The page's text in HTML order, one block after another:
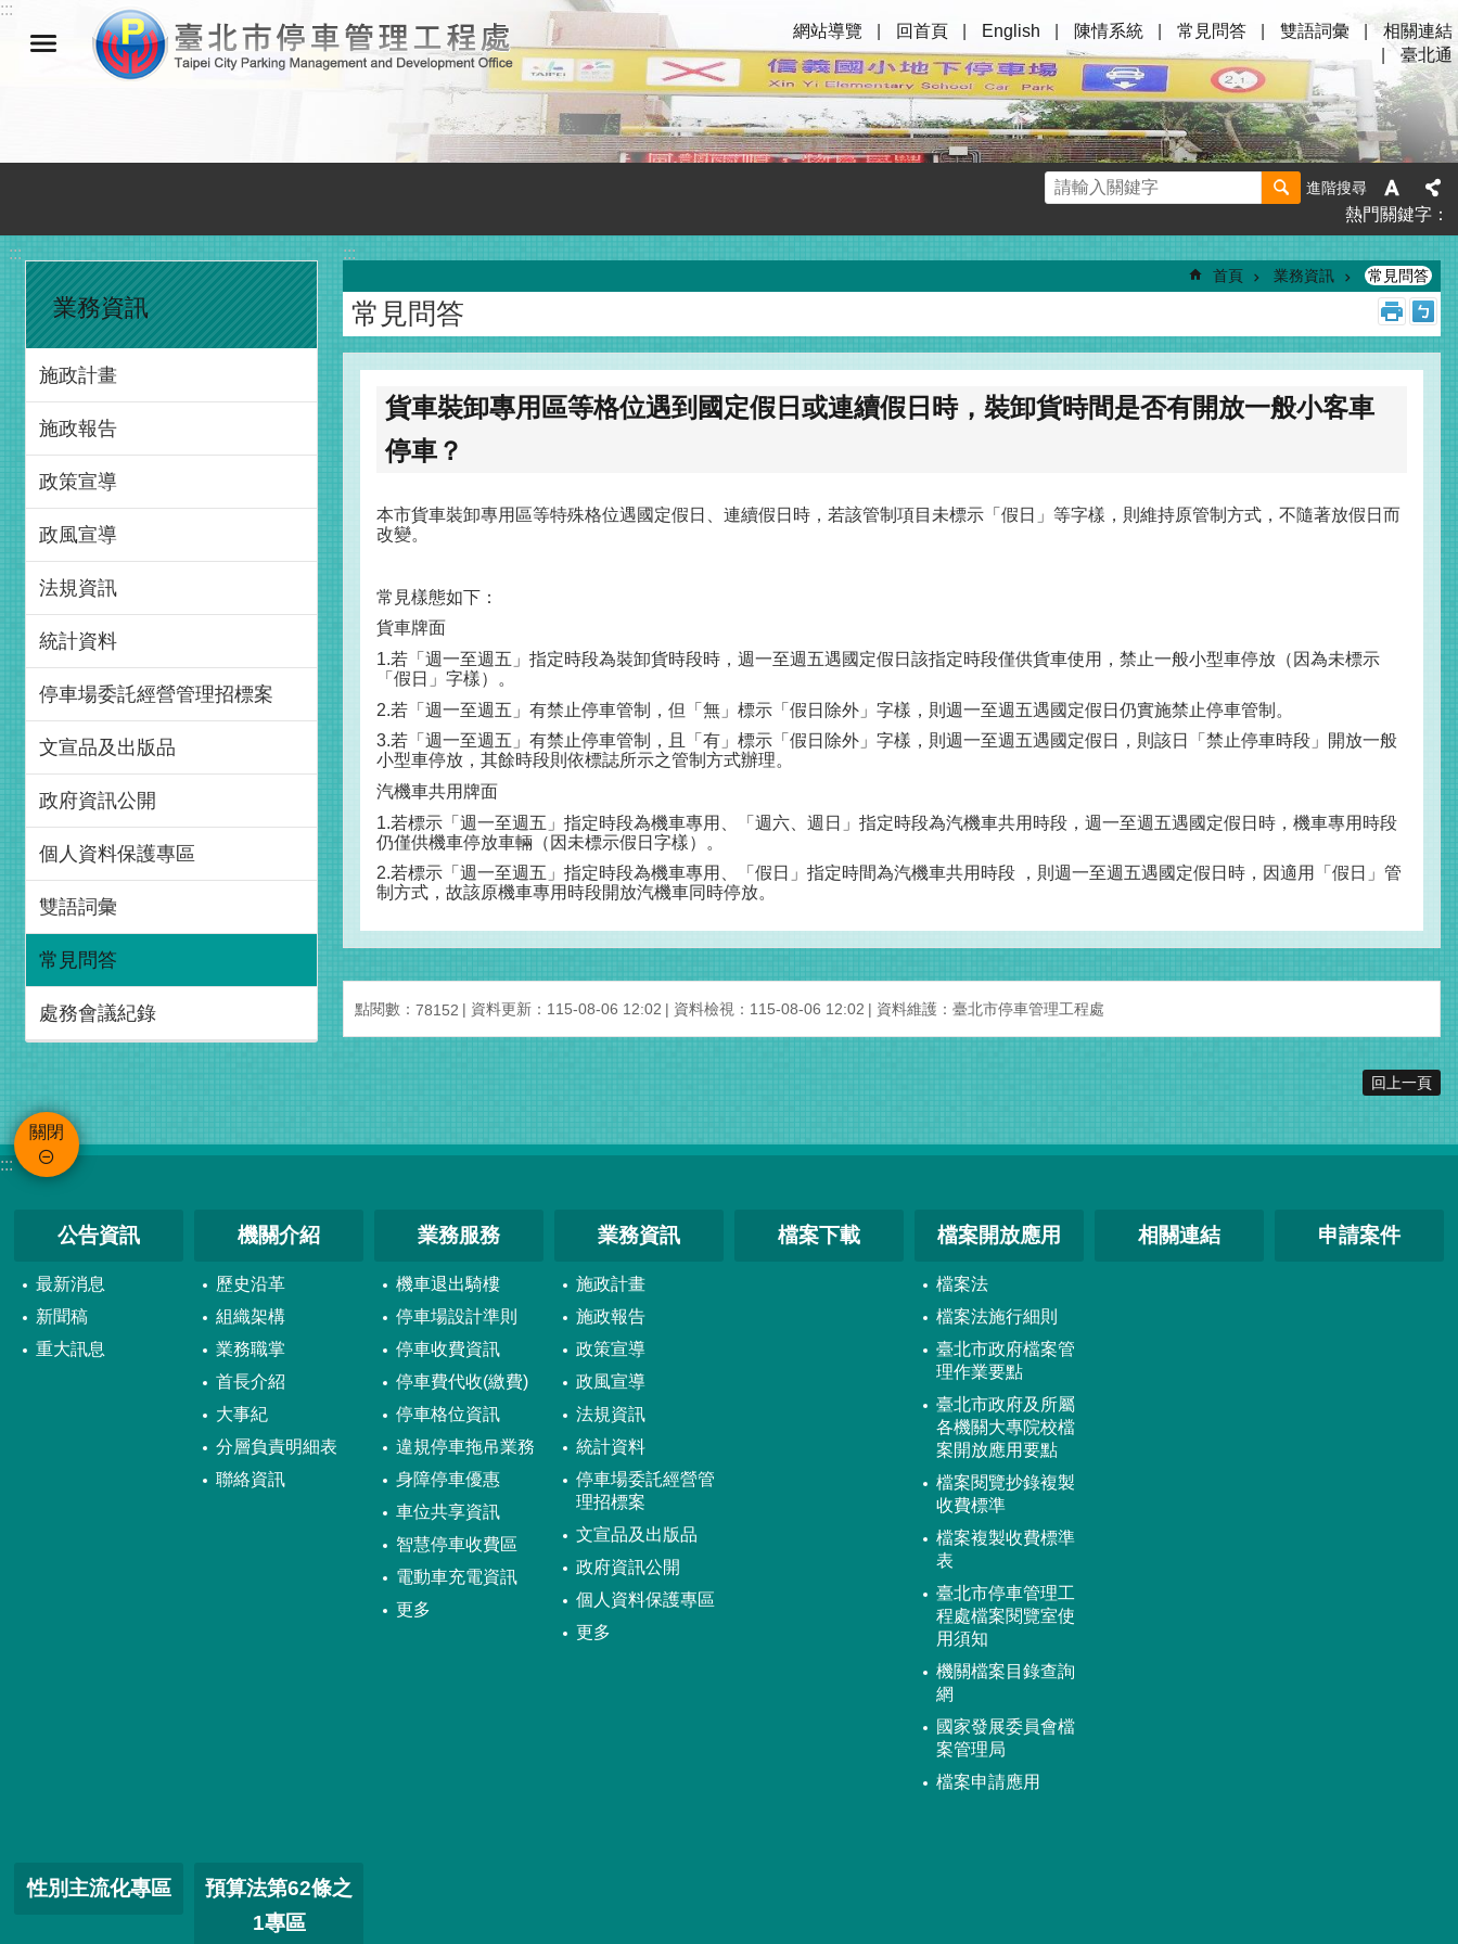
跳到主要內容區塊
:::
網站導覽
回首頁 English 陳情系統 常見問答 雙語詞彙
相關連結
臺北通
進階搜尋
熱門關鍵字
:::
業務資訊
施政計畫
施政報告
政策宣導
政風宣導
法規資訊
統計資料
停車場委託經營管理招標案
文宣品及出版品
政府資訊公開
個人資料保護專區
雙語詞彙
常見問答
處務會議紀錄
:::
首頁 業務資訊 常見問答
常見問答
貨車裝卸專用區等格位遇到國定假日或連續假日時，裝卸貨時間是否有開放一般小客車
停車？
本市貨車裝卸專用區等特殊格位遇國定假日、連續假日時，若該管制項目未標示「假日」等字樣，則維持原管制方式，不隨著放假日而
改變。
常見樣態如下：
貨車牌面
1.若「週一至週五」指定時段為裝卸貨時段時，週一至週五遇國定假日該指定時段僅供貨車使用，禁止一般小型車停放（因為未標示
「假日」字樣）。
2.若「週一至週五」有禁止停車管制，但「無」標示「假日除外」字樣，則週一至週五遇國定假日仍實施禁止停車管制。
3.若「週一至週五」有禁止停車管制，且「有」標示「假日除外」字樣，則週一至週五遇國定假日，則該日「禁止停車時段」開放一般
小型車停放，其餘時段則依標誌所示之管制方式辦理。
汽機車共用牌面
1.若標示「週一至週五」指定時段為機車專用、「週六、週日」指定時段為汽機車共用時段，週一至週五遇國定假日時，機車專用時段
仍僅供機車停放車輛（因未標示假日字樣）。
2.若標示「週一至週五」指定時段為機車專用、「假日」指定時間為汽機車共用時段
，則週一至週五遇國定假日時，因適用「假日」管
制方式，故該原機車專用時段開放汽機車同時停放。
點閱數： 78152 資料更新：115-08-06 12:02 資料檢視：115-08-06 12:02 資料維護：臺北市停車管理工程處
回上一頁
關閉
:::
公告資訊
最新消息
新聞稿
重大訊息
機關介紹
歷史沿革
組織架構
業務職掌
首長介紹
大事紀
分層負責明細表
聯絡資訊
業務服務
機車退出騎樓
停車場設計準則
停車收費資訊
停車費代收(繳費)
停車格位資訊
違規停車拖吊業務
身障停車優惠
車位共享資訊
智慧停車收費區
電動車充電資訊
更多
業務資訊
施政計畫
施政報告
政策宣導
政風宣導
法規資訊
統計資料
停車場委託經營管
理招標案
文宣品及出版品
政府資訊公開
個人資料保護專區
更多
檔案下載 檔案開放應用
檔案法
檔案法施行細則
臺北市政府檔案管
理作業要點
臺北市政府及所屬
各機關大專院校檔
案開放應用要點
檔案閱覽抄錄複製
收費標準
檔案複製收費標準
表
臺北市停車管理工
程處檔案閱覽室使
用須知
機關檔案目錄查詢
網
國家發展委員會檔
案管理局
檔案申請應用
相關連結 申請案件
性別主流化專區
預算法第62條之
1專區